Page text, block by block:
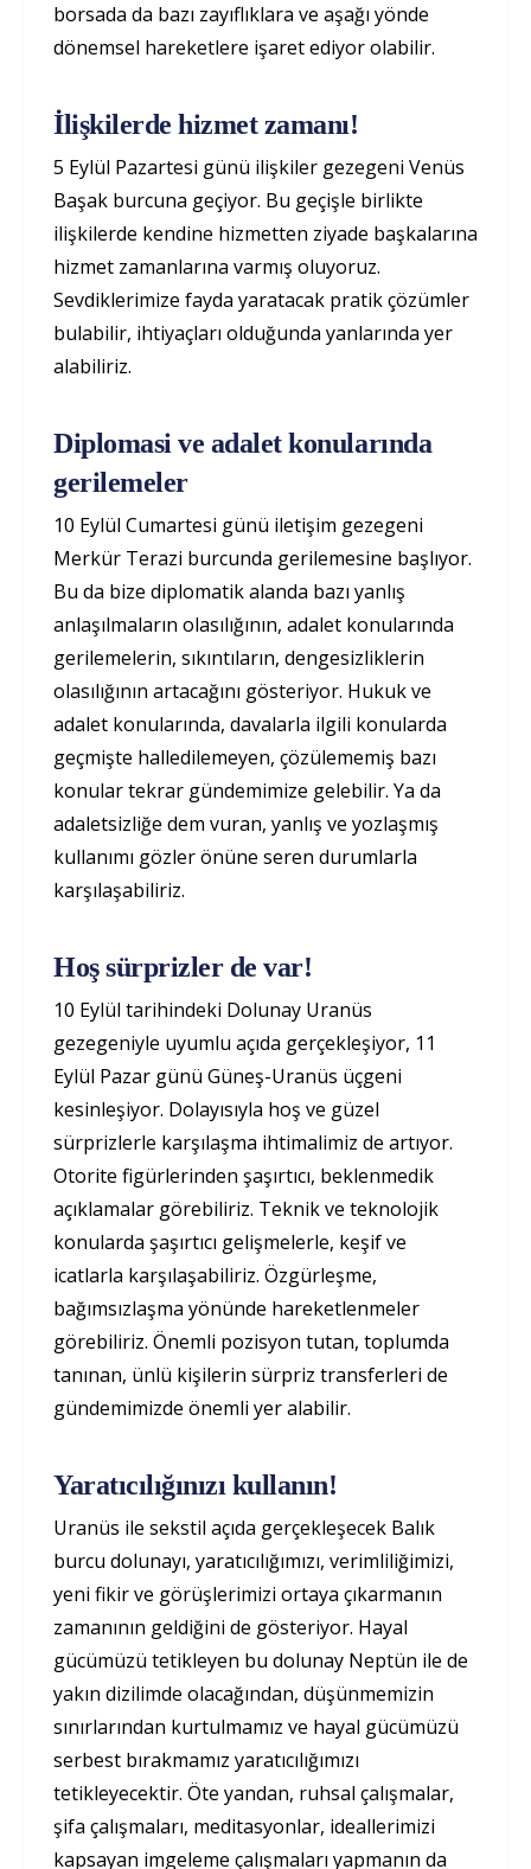
borsada da bazı zayıflıklara ve aşağı yönde
dönemsel hareketlere işaret ediyor olabilir.
İlişkilerde hizmet zamanı!
5 Eylül Pazartesi günü ilişkiler gezegeni Venüs
Başak burcuna geçiyor. Bu geçişle birlikte
ilişkilerde kendine hizmetten ziyade başkalarına
hizmet zamanlarına varmış oluyoruz.
Sevdiklerimize fayda yaratacak pratik çözümler
bulabilir, ihtiyaçları olduğunda yanlarında yer
alabiliriz.
Diplomasi ve adalet konularında
gerilemeler
10 Eylül Cumartesi günü iletişim gezegeni
Merkür Terazi burcunda gerilemesine başlıyor.
Bu da bize diplomatik alanda bazı yanlış
anlaşılmaların olasılığının, adalet konularında
gerilemelerin, sıkıntıların, dengesizliklerin
olasılığının artacağını gösteriyor. Hukuk ve
adalet konularında, davalarla ilgili konularda
geçmişte halledilemeyen, çözülememiş bazı
konular tekrar gündemimize gelebilir. Ya da
adaletsizliğe dem vuran, yanlış ve yozlaşmış
kullanımı gözler önüne seren durumlarla
karşılaşabiliriz.
Hoş sürprizler de var!
10 Eylül tarihindeki Dolunay Uranüs
gezegeniyle uyumlu açıda gerçekleşiyor, 11
Eylül Pazar günü Güneş-Uranüs üçgeni
kesinleşiyor. Dolayısıyla hoş ve güzel
sürprizlerle karşılaşma ihtimalimiz de artıyor.
Otorite figürlerinden şaşırtıcı, beklenmedik
açıklamalar görebiliriz. Teknik ve teknolojik
konularda şaşırtıcı gelişmelerle, keşif ve
icatlarla karşılaşabiliriz. Özgürleşme,
bağımsızlaşma yönünde hareketlenmeler
görebiliriz. Önemli pozisyon tutan, toplumda
tanınan, ünlü kişilerin sürpriz transferleri de
gündemimizde önemli yer alabilir.
Yaratıcılığınızı kullanın!
Uranüs ile sekstil açıda gerçekleşecek Balık
burcu dolunayı, yaratıcılığımızı, verimliliğimizi,
yeni fikir ve görüşlerimizi ortaya çıkarmanın
zamanının geldiğini de gösteriyor. Hayal
gücümüzü tetikleyen bu dolunay Neptün ile de
yakın dizilimde olacağından, düşünmemizin
sınırlarından kurtulmamız ve hayal gücümüzü
serbest bırakmamız yaratıcılığımızı
tetikleyecektir. Öte yandan, ruhsal çalışmalar,
şifa çalışmaları, meditasyonlar, ideallerimizi
kapsayan imgeleme çalışmaları yapmanın da